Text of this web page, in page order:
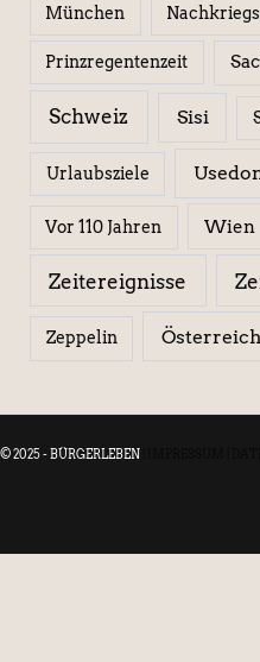
München
Prinzregentenzeit
Schweiz Sisi
Urlaubsziele
Vor 110 Jahren Wien
Zeitereignisse
Zeppelin Österreich
© 2025 - BÜRGERLEBEN